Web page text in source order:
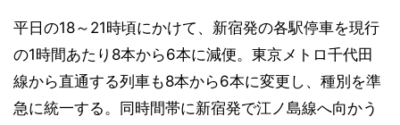
平日の18～21時頃にかけて、新宿発の各駅停車を現行
の1時間あたり8本から6本に減便。東京メトロ千代田
線から直通する列車も8本から6本に変更し、種別を準
急に統一する。同時間帯に新宿発で江ノ島線へ向かう